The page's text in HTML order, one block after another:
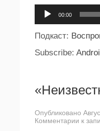
00:00
Подкаст:
Subscribe:
Опубликовано
Комментарии к